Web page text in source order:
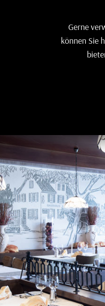
Gerne
können Sie